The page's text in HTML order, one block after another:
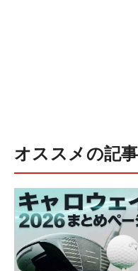
オススメの記事